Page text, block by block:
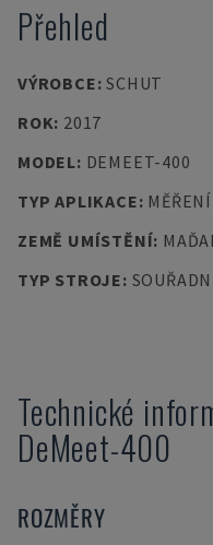
Přehled
VÝROBCE:SCHUT
ROK: 2017
MODEL: DEMEET-400
TYP APLIKACE: MĚŘENÍ
ZEMĚ UMÍSTĚNÍ:
TYP STROJE:
Technické
DeMeet-400
ROZMĚRY